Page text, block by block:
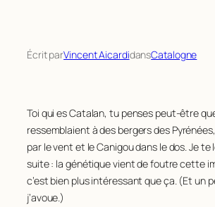
Écrit parVincent AicardidansCatalogne
Toi qui es Catalan, tu penses peut-être
ressemblaient à des bergers des
par le vent et le Canigou dans le dos. Je te
suite : la génétique vient de foutre cette
c’est bien plus intéressant que ça. (Et un
j’avoue.)